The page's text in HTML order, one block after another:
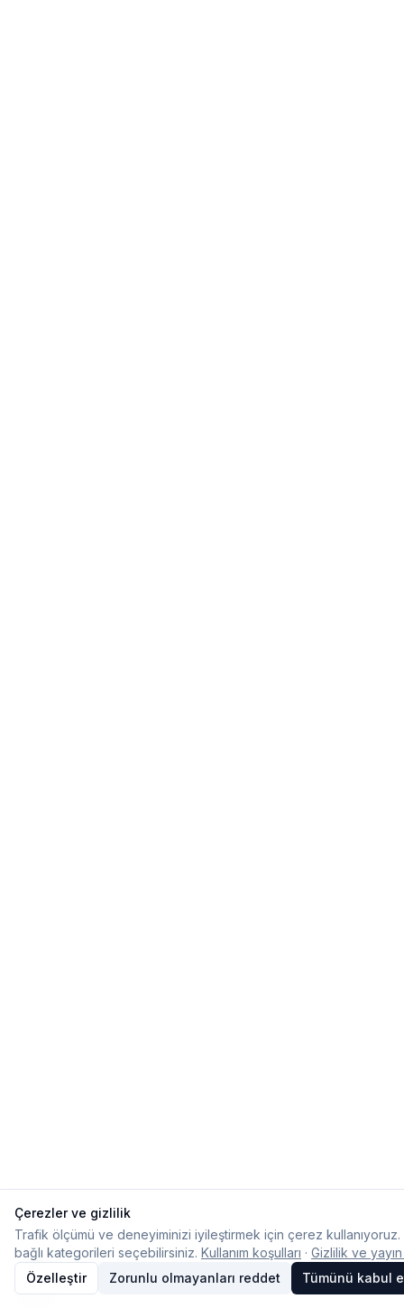
Çerezler ve gizlilik
Trafik ölçümü ve deneyiminizi iyileştirmek için çerez
bağlı kategorileri seçebilirsiniz. Kullanım koşulları · Gizlilik ve
Özelleştir
Zorunlu olmayanları reddet Tümünü kabul